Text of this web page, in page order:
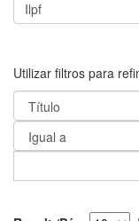
Utilizar filtros para